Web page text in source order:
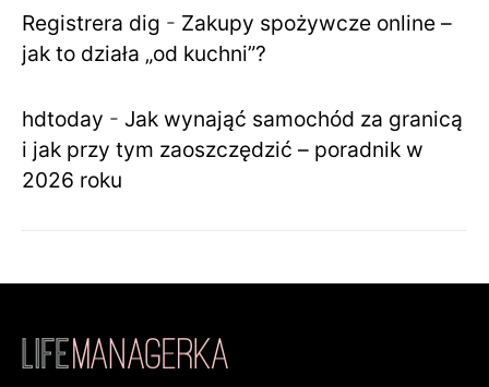
Registrera dig - Zakupy spożywcze online –
jak to działa „od kuchni”?
hdtoday - Jak wynająć samochód za granicą
i jak przy tym zaoszczędzić – poradnik w
2026 roku